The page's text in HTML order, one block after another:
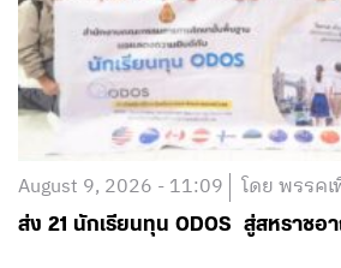
August 9, 2026 - 11:09 โดย พรรค
ส่ง 21 นักเรียนทุน ODOS สู่สหราชอ